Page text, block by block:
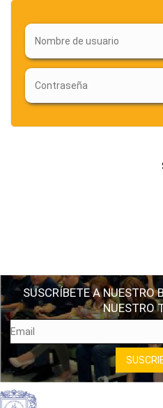
SUSCRÍBETE A NUESTRO
NUESTRO